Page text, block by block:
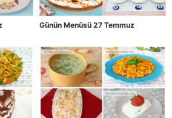
Günün Menüsü 27 Temmuz